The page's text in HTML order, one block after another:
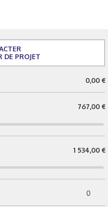
DE PROJET
0,00 €
767,00 €
1 534,00 €
0